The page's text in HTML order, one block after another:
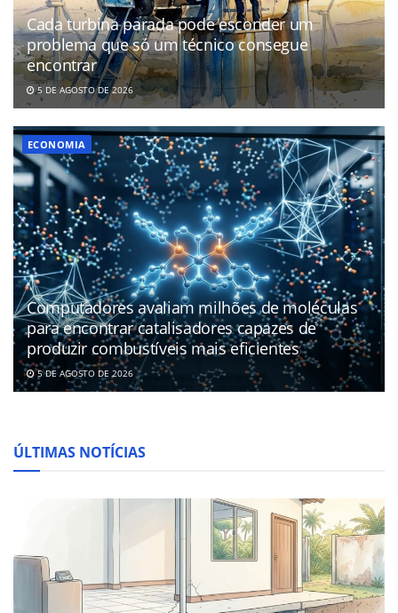
Cada turbina parada pode esconder um
problema que só um técnico consegue
encontrar
5 DE AGOSTO DE 2026
ECONOMIA
Computadores avaliam milhões de moléculas
para encontrar catalisadores capazes de
produzir combustíveis mais eficientes
5 DE AGOSTO DE 2026
ÚLTIMAS NOTÍCIAS